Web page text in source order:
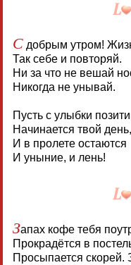
Сдобрым утром!
Так себе и повторяй.
Ни за что не вешай
Никогда не унывай.
Пусть с улыбки
Начинается твой день,
И в пролете остаются
И уныние, и лень!
Запах кофе тебя
Прокрадётся в
Просыпается скорей.